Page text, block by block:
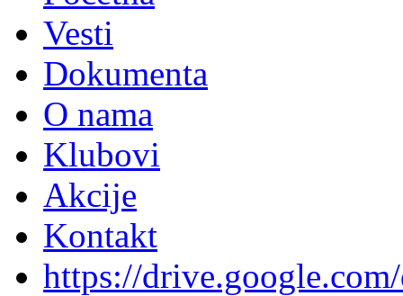
Vesti
Dokumenta
O nama
Klubovi
Akcije
Kontakt
https://